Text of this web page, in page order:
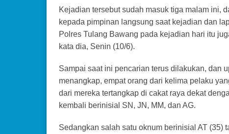
Kejadian tersebut sudah masuk tiga malam ini,
kepada pimpinan langsung saat kejadian dan
Polres Tulang Bawang pada kejadian hari itu
kata dia, Senin (10/6).
Sampai saat ini pencarian terus dilakukan, dan
menangkap, empat orang dari kelima pelaku
dari mereka tertangkap di cakat raya dekat
kembali berinisial SN, JN, MM, dan AG.
Sedangkan salah satu oknum berinisial AT (35)